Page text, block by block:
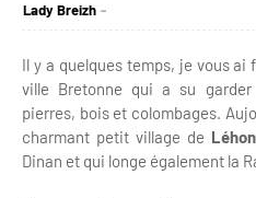
Lady Breizh
Il y a quelques temps, je vous ai
ville Bretonne qui a su
pierres, bois et colombages.
charmant petit village de Léhon
Dinan et qui longe également la